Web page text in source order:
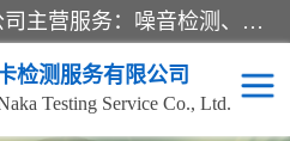
四川纳卡检测服务有限公司主营服务：噪音检测、灯光检测、防护网检测、磁性检测、无损检测、燃烧等级检测；本着严谨、规范的态度严格执行国家现行标准、规范及规程，奉行“科学公正、准确、持续改进、诚信服务”的企业价值和“科学、信誉、服务”的企业宗旨，竭诚为广大客户服务。
检测服务有限公司
Testing Service Co., Ltd.